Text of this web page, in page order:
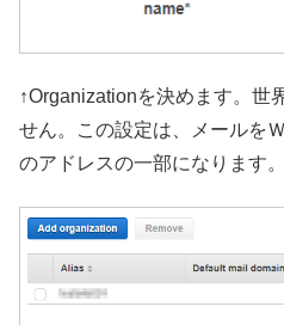
↑Organizationを決めます。世
せん。この設定は、メールを
のアドレスの一部になります。